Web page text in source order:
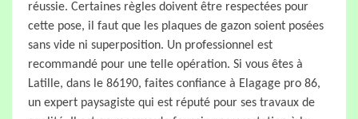
réussie. Certaines règles doivent être respectées pour
cette pose, il faut que les plaques de gazon soient posées
sans vide ni superposition. Un professionnel est
recommandé pour une telle opération. Si vous êtes à
Latille, dans le 86190, faites confiance à Elagage pro 86,
un expert paysagiste qui est réputé pour ses travaux de